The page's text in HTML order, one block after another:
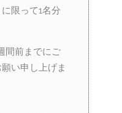
限って1名分
間前までにご
い申し上げま